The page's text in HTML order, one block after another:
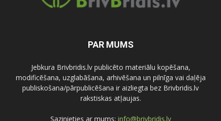
PAR MUMS
Jebkura Brivbridis.lv publicēto materiālu kopēšana,
modificēšana, uzglabāšana, arhivēšana un pilnīga vai daļēja
publiskošana/pārpublicēšana ir aizliegta bez Brivbridis.lv
rakstiskas atļaujas.
Sazinieties ar mums: info@brivbridis.lv